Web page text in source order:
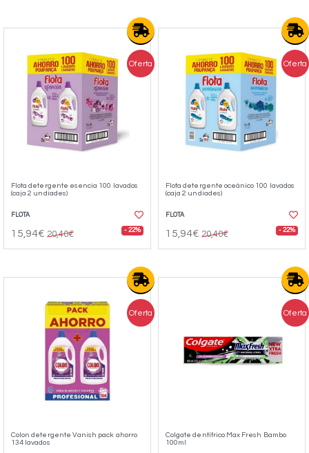
Oferta
Flota detergente esencia 100 lavados
(caja 2 undiades)
FLOTA
15,94€ 20,40€ - 22%
Oferta
Flota detergente oceánico 100 lavados
(caja 2 undiades)
FLOTA
15,94€ 20,40€ - 22%
Oferta
Colon detergente Vanish pack ahorro
134 lavados
Oferta
Colgate dentífrico Max Fresh Bambo
100ml